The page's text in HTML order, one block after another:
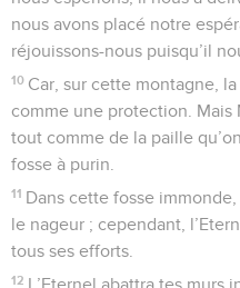
nous avons placé notre
réjouissons-nous puisqu’il
10 Car, sur cette montagne,
comme une protection. Mais
tout comme de la paille
fosse à purin.
11 Dans cette fosse
le nageur ; cependant,
tous ses efforts.
12 L’Eternel abattra tes murs